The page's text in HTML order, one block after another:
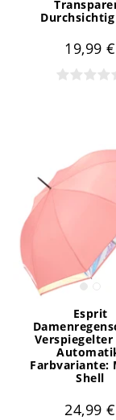
Durchsichtig
19,99 €
Esprit
Verspiegelter
Farbvariante:
Shell
24,99 €